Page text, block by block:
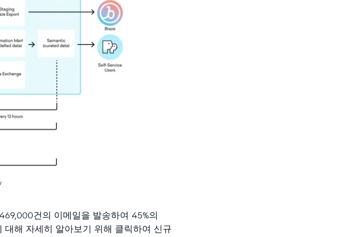
건의 이메일을 발송하여 45%의
해 자세히 알아보기 위해 클릭하여 신규